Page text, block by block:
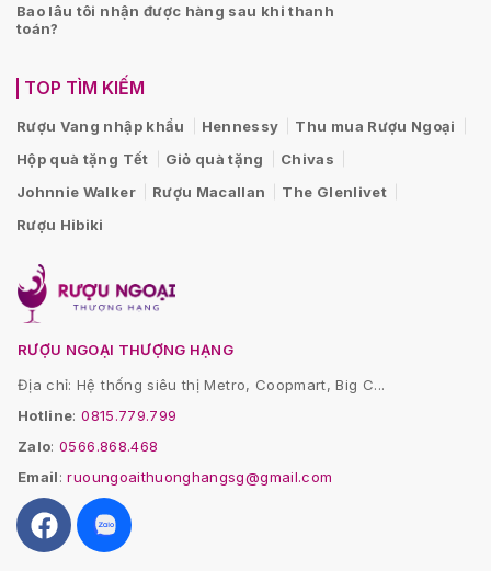
Bao lâu tôi nhận được hàng sau khi thanh
toán?
TOP TÌM KIẾM
Rượu Vang nhập khẩu Hennessy
Thu mua Rượu Ngoại
Hộp quà tặng Tết
Giỏ quà tặng
Chivas
Johnnie Walker
Rượu Macallan
The Glenlivet
Rượu Hibiki
RƯỢU NGOẠI THƯỢNG HẠNG
Địa chỉ: Hệ thống siêu thị Metro, Coopmart, Big C...
Hotline:0815.779.799
Zalo:0566.868.468
Email:ruoungoaithuonghangsg@gmail.com